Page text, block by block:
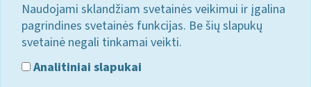
Naudojami sklandžiam svetainės veikimui ir įgalina
pagrindines svetainės funkcijas. Be šių slapukų
svetainė negali tinkamai veikti.
Analitiniai slapukai